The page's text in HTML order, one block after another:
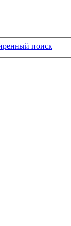
поиск